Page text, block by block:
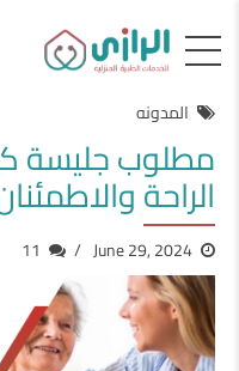
المدونه
مطلوب جليسة
الراحة
June 29, 2024
11